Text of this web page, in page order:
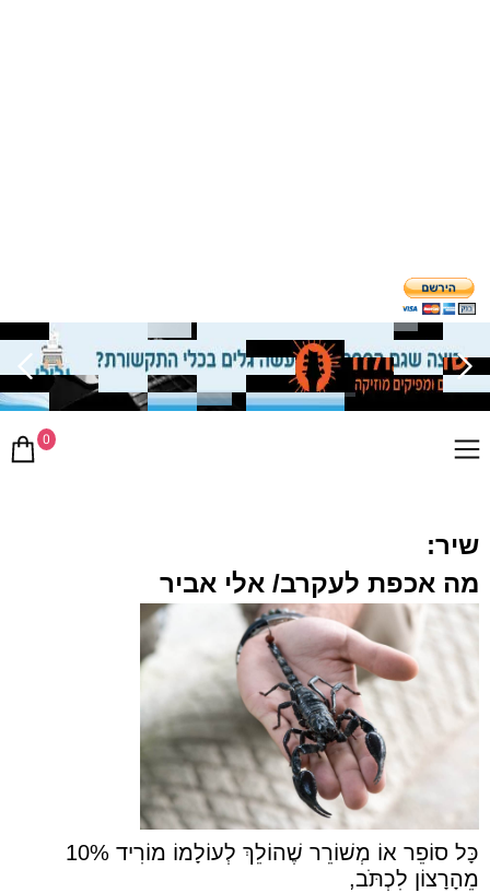
0
שיר:
מה אכפת לעקרב/ אלי אביר
כָּל סוֹפֵר אוֹ מְשׁוֹרֵר שֶׁהוֹלֵךְ לְעוֹלָמוֹ מוֹרִיד 10%
מֵהָרָצוֹן לִכְתֹּב,